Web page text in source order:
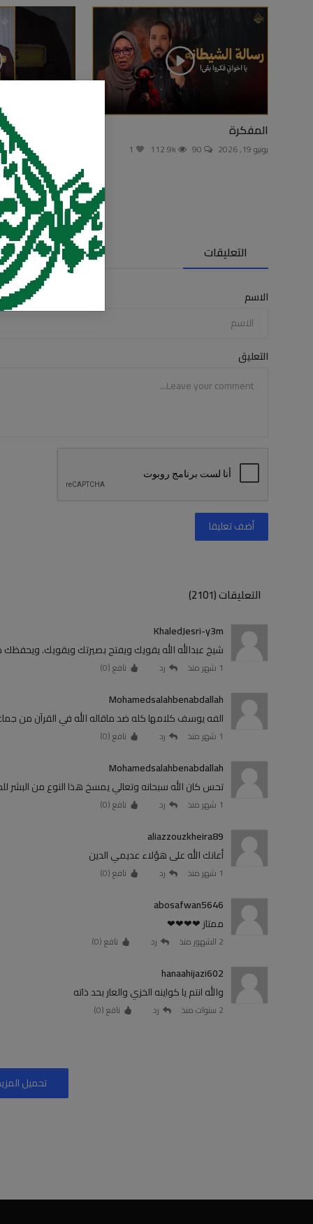
المفكرة
يونيو 19, 2026
والله حرام
0
التعليقات
الاسم
التعليق
أضف تعليقا
التعليقات (2101)
KhaledJesri-y3m
شيخ عبدالله الله يقويك ويفتح بصيرتك ويقويك. ويحفظك
1 شهر منذ رد نافع (0
)
Mohamedsalahbenabdallah
الفه يوسف كلامها كله ضد ماقاله الله في القرآن من
1 شهر منذ رد نافع (0
)
Mohamedsalahbenabdallah
تحس كان الله سبحانه وتعالي يمسخ هذا النوع من البشر
1 شهر منذ رد نافع (0
)
aliazzouzkheira89
أعانك الله على هؤلاء عديمي الدين
1 شهر منذ رد نافع (0
)
abosafwan5646
ممتاز ❤❤❤❤
2 الشهور منذ رد نافع (0
)
hanaahijazi602
والله انتم يا كواينه الخزي والعار بحد ذاته
2 سنوات منذ رد نافع (0
)
تحميل